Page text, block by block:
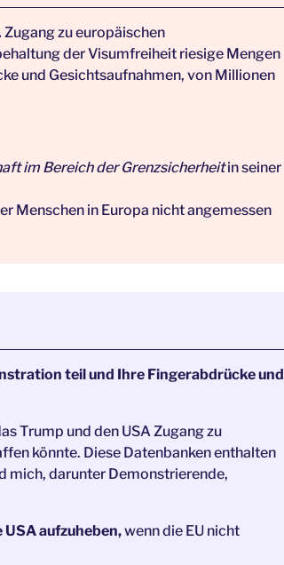
Zugang zu europäischen
der Visumfreiheit riesige Mengen
und Gesichtsaufnahmen, von Millionen
im Bereich der Grenzsicherheitin seiner
Menschen in Europa nicht angemessen
teil und Ihre Fingerabdrücke und
Trump und den USA Zugang zu
könnte. Diese Datenbanken enthalten
mich, darunter Demonstrierende,
aufzuheben,wenn die EU nicht